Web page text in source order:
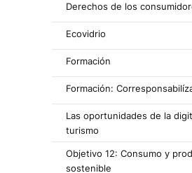
Derechos de los
Ecovidrio
Formación
Formación:
Las oportunidades de la
turismo
Objetivo 12: Consumo y
sostenible